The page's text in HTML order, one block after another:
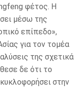
φέτος. Η
μέσω της
επίπεδο»,
για τον τομέα
της σχετικά
δε ότι το
στην